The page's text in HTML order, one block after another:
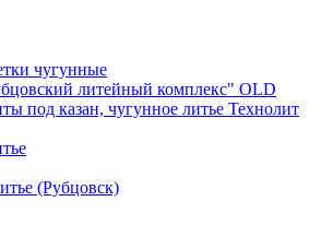
чугунные
литейный комплекс" OLD
под казан, чугунное литье Технолит
(Рубцовск)